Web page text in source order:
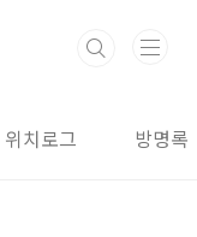
위치로그 방명록